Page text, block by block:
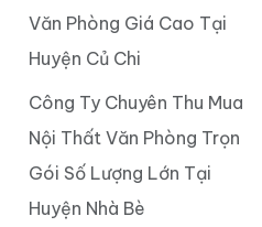
Văn Phòng Giá Cao Tại
Huyện Củ Chi
Công Ty Chuyên Thu Mua
Nội Thất Văn Phòng Trọn
Gói Số Lượng Lớn Tại
Huyện Nhà Bè